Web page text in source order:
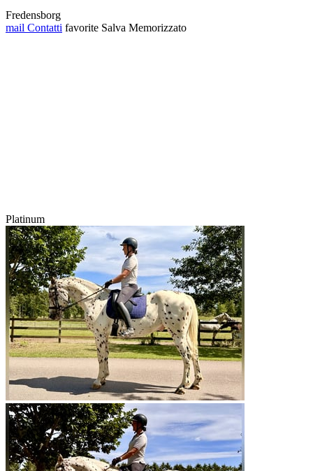
Fredensborg
mail Contatti favorite Salva Memorizzato
Platinum